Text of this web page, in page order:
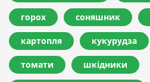
горох соняшник
картопля кукурудза
томати шкідники